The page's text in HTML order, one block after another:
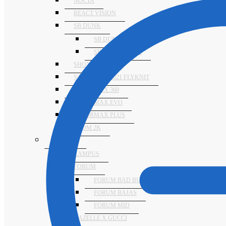
REACT VISION
SB DUNK
SB DUNK ALTAS
SB DUNK BAJAS
SHOX TL
VAPORMAX 2021 FLYKNIT
VAPORMAX 360
VAPORMAX EVO
VAPORMAX PLUS
ZOOM 2K
CAMPUS
FORUM
FORUM BAD BUNNY
FORUM BAJAS
FORUM MID
GAZELLE X GUCCI